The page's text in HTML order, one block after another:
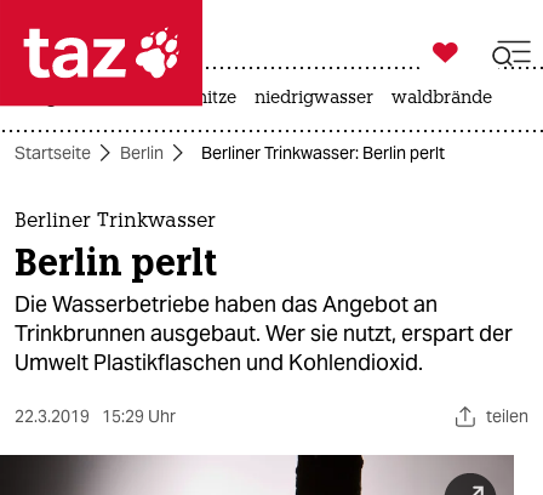
 taz zahl ich
taz zahl ich
themen
politik
öko

taz zahl ich
hitze niedrigwasser waldbrände
Startseite Berlin Berliner Trinkwasser: Berlin perlt
Berliner Trinkwasser
Berlin perlt
Die Wasserbetriebe haben das Angebot an
Trinkbrunnen ausgebaut. Wer sie nutzt, erspart der
Umwelt Plastikflaschen und Kohlendioxid.
22.3.2019 15:29 Uhr teilen